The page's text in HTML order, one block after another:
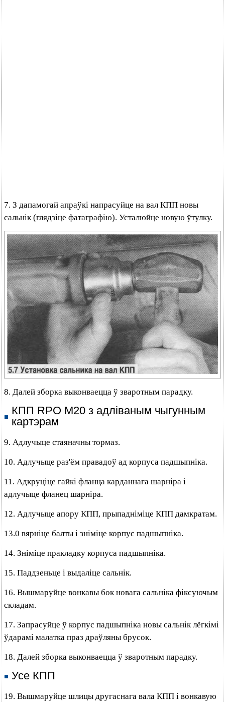
7. З дапамогай апраўкі напрасуйце на вал КПП новы
сальнік (глядзіце фатаграфію). Усталюйце новую ўтулку.
8. Далей зборка выконваецца ў зваротным парадку.
КПП RPO М20 з адліваным чыгунным
картэрам
9. Адлучыце стаяначны тормаз.
10. Адлучыце раз'ём правадоў ад корпуса падшыпніка.
11. Адкруціце гайкі фланца карданнага шарніра і
адлучыце фланец шарніра.
12. Адлучыце апору КПП, прыпадніміце КПП дамкратам.
13.0 вярніце балты і зніміце корпус падшыпніка.
14. Зніміце пракладку корпуса падшыпніка.
15. Паддзеньце і выдаліце сальнік.
16. Вышмаруйце вонкавы бок новага сальніка фіксуючым
складам.
17. Запрасуйце ў корпус падшыпніка новы сальнік лёгкімі
ўдарамі малатка праз драўляны брусок.
18. Далей зборка выконваецца ў зваротным парадку.
Усе КПП
19. Вышмаруйце шлицы другаснага вала КПП і вонкавую